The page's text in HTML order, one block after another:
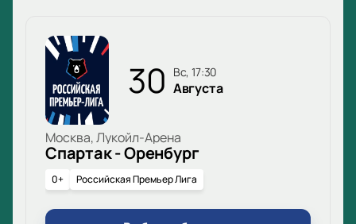
30 вс, 17:30
Августа
Москва, Лукойл-Арена
Спартак - Оренбург
0+ Российская Премьер Лига